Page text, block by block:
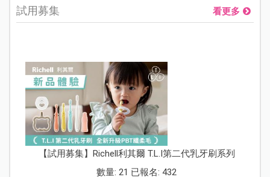
試用募集 看更多
【試用募集】Richell利其爾 T.L.I第二代乳牙刷系列
數量: 21 已報名: 432